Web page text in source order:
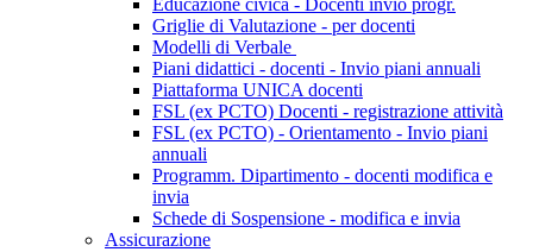
Educazione civica - Docenti invio progr.
Griglie di Valutazione - per docenti
Modelli di Verbale
Piani didattici - docenti - Invio piani annuali
Piattaforma UNICA docenti
FSL (ex PCTO) Docenti - registrazione attività
FSL (ex PCTO) - Orientamento - Invio piani
annuali
Programm. Dipartimento - docenti modifica e
invia
Schede di Sospensione - modifica e invia
Assicurazione